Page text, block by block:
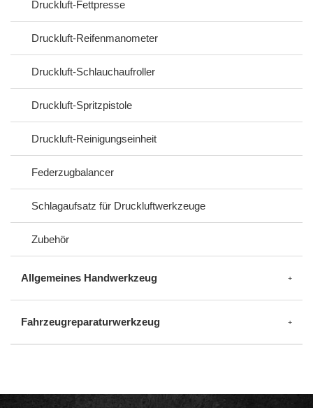
Druckluft-Fettpresse
Druckluft-Reifenmanometer
Druckluft-Schlauchaufroller
Druckluft-Spritzpistole
Druckluft-Reinigungseinheit
Federzugbalancer
Schlagaufsatz für Druckluftwerkzeuge
Zubehör
Allgemeines Handwerkzeug
Fahrzeugreparaturwerkzeug